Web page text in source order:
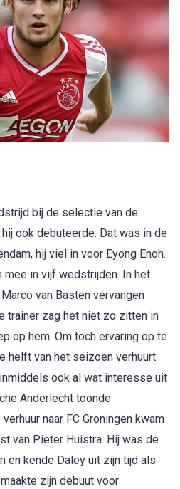
bij de selectie van de
ook debuteerde. Dat was in de
hij viel in voor Eyong Enoh.
in vijf wedstrijden. In het
van Basten vervangen
trainer zag het niet zo zitten in
op hem. Om toch ervaring op te
helft van het seizoen verhuurt
inmiddels ook al wat interesse uit
Anderlecht toonde
naar FC Groningen kwam
van Pieter Huistra. Hij was de
en kende Daley uit zijn tijd als
zijn debuut voor